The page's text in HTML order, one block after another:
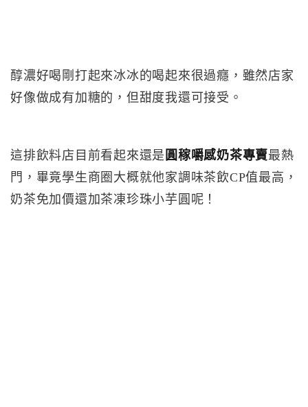
醇濃好喝剛打起來冰冰的喝起來很過癮，雖然店家
好像做成有加糖的，但甜度我還可接受。
這排飲料店目前看起來還是 圓稼嚼感奶茶專賣最熱
門，畢竟學生商圈大概就他家調味茶飲CP值最高，
奶茶免加價還加茶凍珍珠小芋圓呢！